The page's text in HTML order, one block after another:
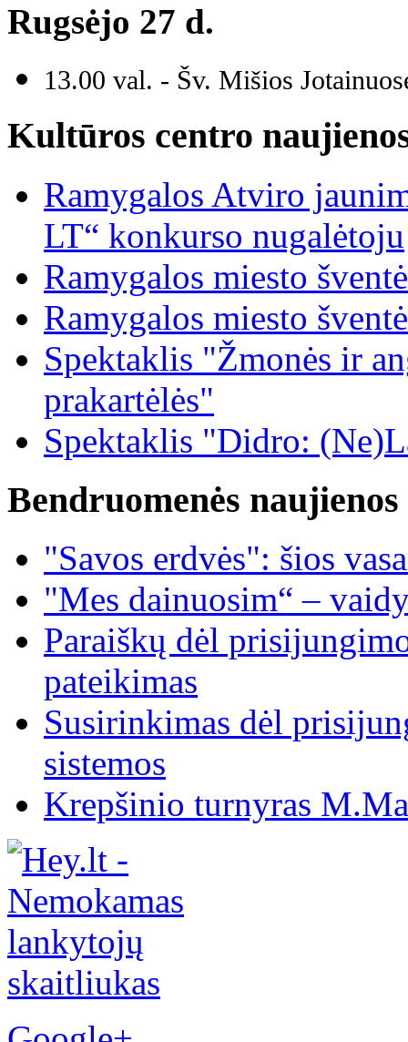
Rugsėjo 27 d.
13.00 val. - Šv. Mišios
Kultūros centro
Ramygalos Atviro
LT“ konkurso nugalėtoju
Ramygalos miesto šventė
Ramygalos miesto šventė
Spektaklis "Žmonės ir
prakartėlės"
Spektaklis "Didro:
Bendruomenės naujienos
"Savos erdvės": šios
"Mes dainuosim“ –
Paraiškų dėl
pateikimas
Susirinkimas dėl
sistemos
Krepšinio turnyras